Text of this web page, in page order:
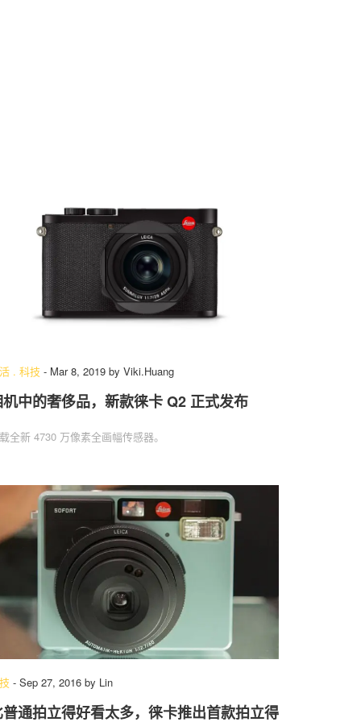
. 科技 - Mar 8, 2019 by Viki.Huang
中的奢侈品，新款徕卡 Q2 正式发布
全新 4730 万像素全画幅传感器。
- Sep 27, 2016 by Lin
普通拍立得好看太多，徕卡推出首款拍立得